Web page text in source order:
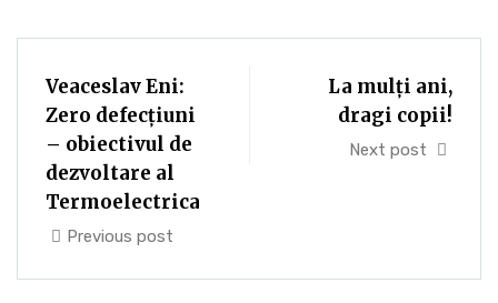
Veaceslav Eni:
Zero defecțiuni
– obiectivul de
dezvoltare al
Termoelectrica
Previous post
La mulți ani,
dragi copii!
Next post